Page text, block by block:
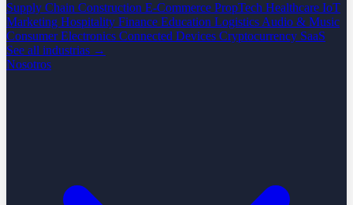
Supply Chain Construction E-Commerce PropTech Healthcare IoT
Marketing Hospitality Finance Education Logistics Audio & Music
Consumer Electronics Connected Devices Cryptocurrency SaaS
See all industrias →
Nosotros